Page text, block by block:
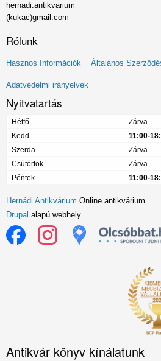
hernadi.antikvarium
(kukac)gmail.com
Rólunk
Lábléc
menü
Hasznos Információk Általános
Adatvédelmi irányelvek
Nyitvatartás
Hétfő
Zárva
Kedd
11:00-
Szerda
Zárva
Csütörtök
Zárva
Péntek
11:00-
Hernádi Antikvárium Online antikvárium
Drupal alapú webhely
Antikvár könyv kínálatunk